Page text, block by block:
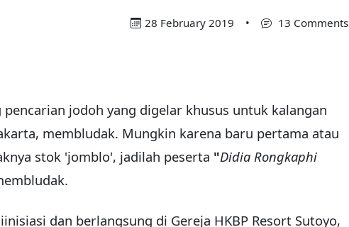
28 February 2019 • 13 Comments
pencarian jodoh yang digelar khusus untuk kalangan
membludak. Mungkin karena baru pertama atau
stok 'jomblo', jadilah peserta "Didia Rongkaphi
dan berlangsung di Gereja HKBP Resort Sutoyo,